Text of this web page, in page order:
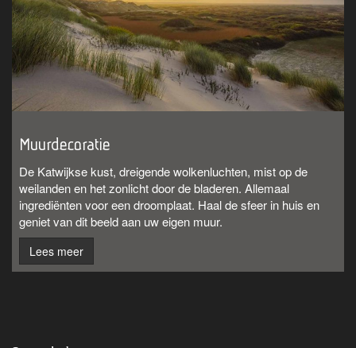
Muurdecoratie
De Katwijkse kust, dreigende wolkenluchten, mist op de
weilanden en het zonlicht door de bladeren. Allemaal
ingrediënten voor een droomplaat. Haal de sfeer in huis en
geniet van dit beeld aan uw eigen muur.
Lees meer